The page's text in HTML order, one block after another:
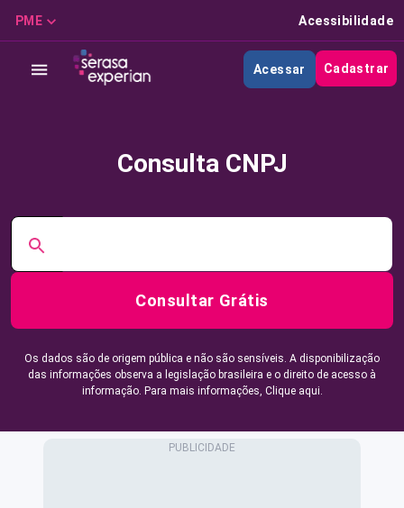
PME Acessibilidade
Acessar Cadastrar
Consulta CNPJ
Consultar Grátis
Os dados são de origem pública e não são sensíveis. A disponibilização
das informações observa a legislação brasileira e o direito de acesso à
informação. Para mais informações, Clique aqui.